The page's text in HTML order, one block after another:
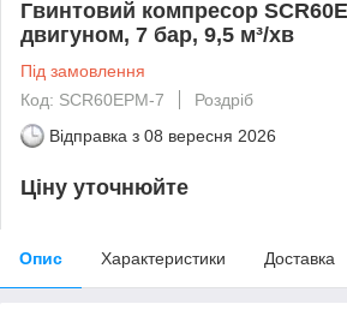
Гвинтовий компресор
двигуном, 7 бар, 9,5 м³/хв
Під замовлення
Код: SCR60EPM-7
Роздріб
Відправка з 08 вересня 2026
Ціну уточнюйте
Опис Характеристики Доставка